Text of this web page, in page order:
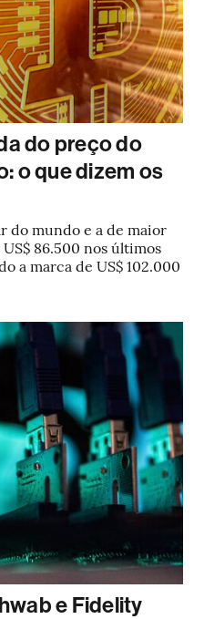
do preço do
o que dizem os
do mundo e a de maior
86.500 nos últimos
a marca de US$ 102.000
e Fidelity